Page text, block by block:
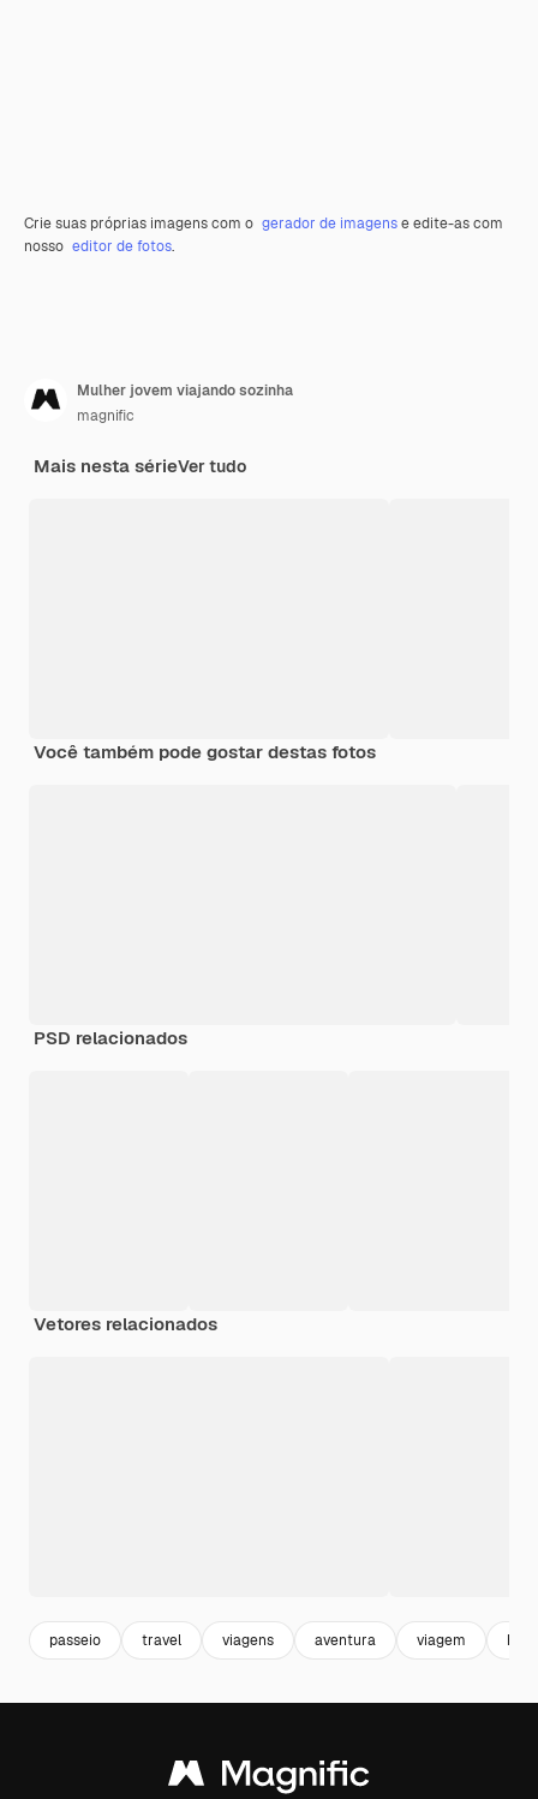
Crie suas próprias imagens com o gerador de imagense edite-as com
nosso editor de fotos.
Mulher jovem viajando sozinha
magnific
Mais nesta sérieVer tudo
Você também pode gostar destas fotos
PSD relacionados
Vetores relacionados
passeio travel viagens aventura viagem